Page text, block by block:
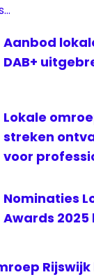
April 19,
Aanbod
DAB+
Lokale
streken
voor
Nominaties
Awards 2025